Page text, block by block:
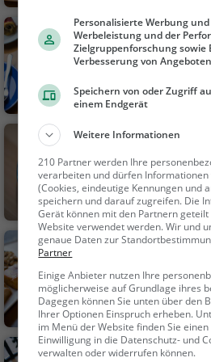
Kaffeeladen
Café in Linz
Linz,
Don
Asiatisches
Linz,
Cafe Stern
Café in Linz
Linz,
Cafe Traxlmayr
Personalisierte Werbung
Werbeleistung und der
Zielgruppenforschung
Verbesserung von Angeboten
Speichern von oder Zugriff
einem Endgerät
Weitere Informationen
210 Partner werden Ihre
verarbeiten und dürfen
(Cookies, eindeutige Kennungen und
speichern und darauf zugreifen. Die
Gerät können mit den Partnern
Website verwendet werden. Wir und
genaue Daten zur
Partner
Einige Anbieter nutzen Ihre
möglicherweise auf Grundlage ihres
Dagegen können Sie unten über den
Ihrer Optionen Einspruch erheben.
im Menü der Website finden Sie
Einwilligung in die Datenschutz- und
verwalten oder widerrufen können.